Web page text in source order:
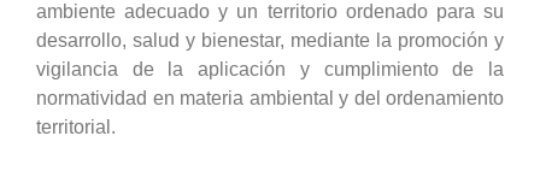
ambiente adecuado y un territorio ordenado para su
desarrollo, salud y bienestar, mediante la promoción y
vigilancia de la aplicación y cumplimiento de la
normatividad en materia ambiental y del ordenamiento
territorial.